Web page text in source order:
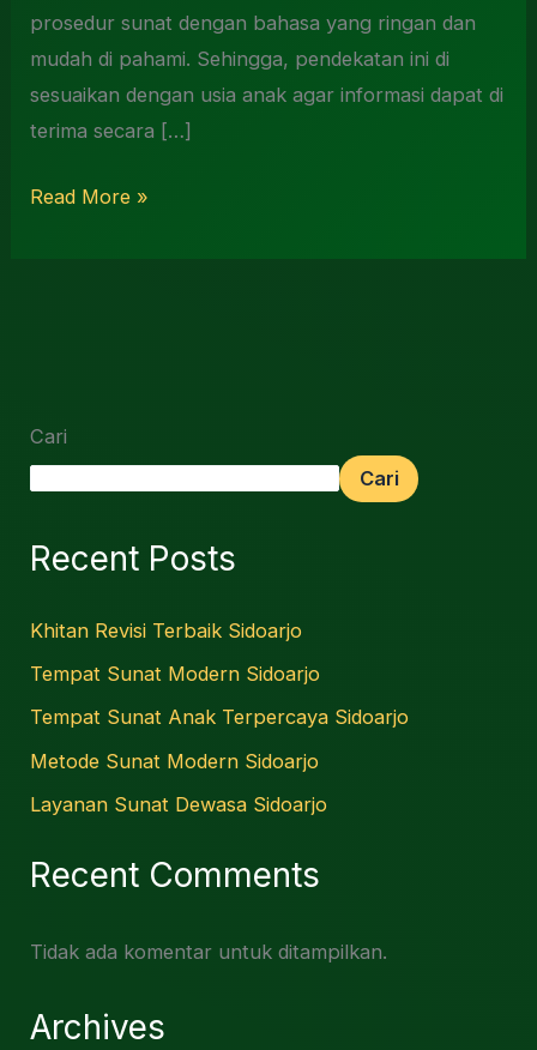
prosedur sunat dengan bahasa yang ringan dan
mudah di pahami. Sehingga, pendekatan ini di
sesuaikan dengan usia anak agar informasi dapat di
terima secara […]
Read More »
Cari
Cari
Recent Posts
Khitan Revisi Terbaik Sidoarjo
Tempat Sunat Modern Sidoarjo
Tempat Sunat Anak Terpercaya Sidoarjo
Metode Sunat Modern Sidoarjo
Layanan Sunat Dewasa Sidoarjo
Recent Comments
Tidak ada komentar untuk ditampilkan.
Archives